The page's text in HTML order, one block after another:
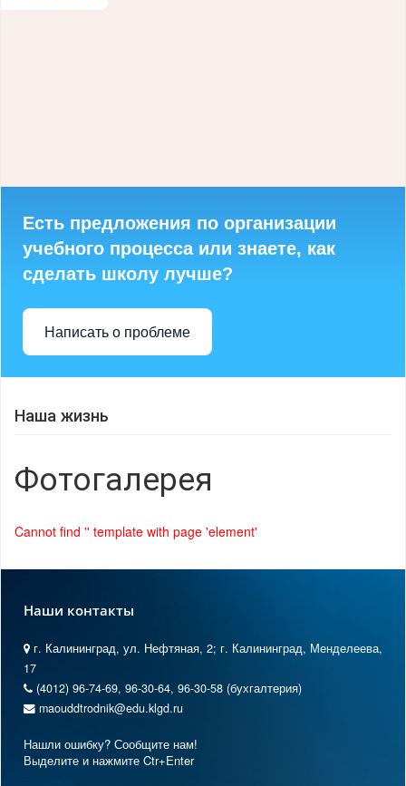
Есть предложения по организации
учебного процесса или знаете, как
сделать школу лучше?
Написать о проблеме
Наша жизнь
Фотогалерея
Cannot find '' template with page 'element'
Наши контакты
г. Калининград, ул. Нефтяная, 2; г. Калининград, Менделеева,
17
(4012) 96-74-69, 96-30-64, 96-30-58 (бухгалтерия)
maouddtrodnik@edu.klgd.ru
Нашли ошибку? Сообщите нам!
Выделите и нажмите Ctr+Enter